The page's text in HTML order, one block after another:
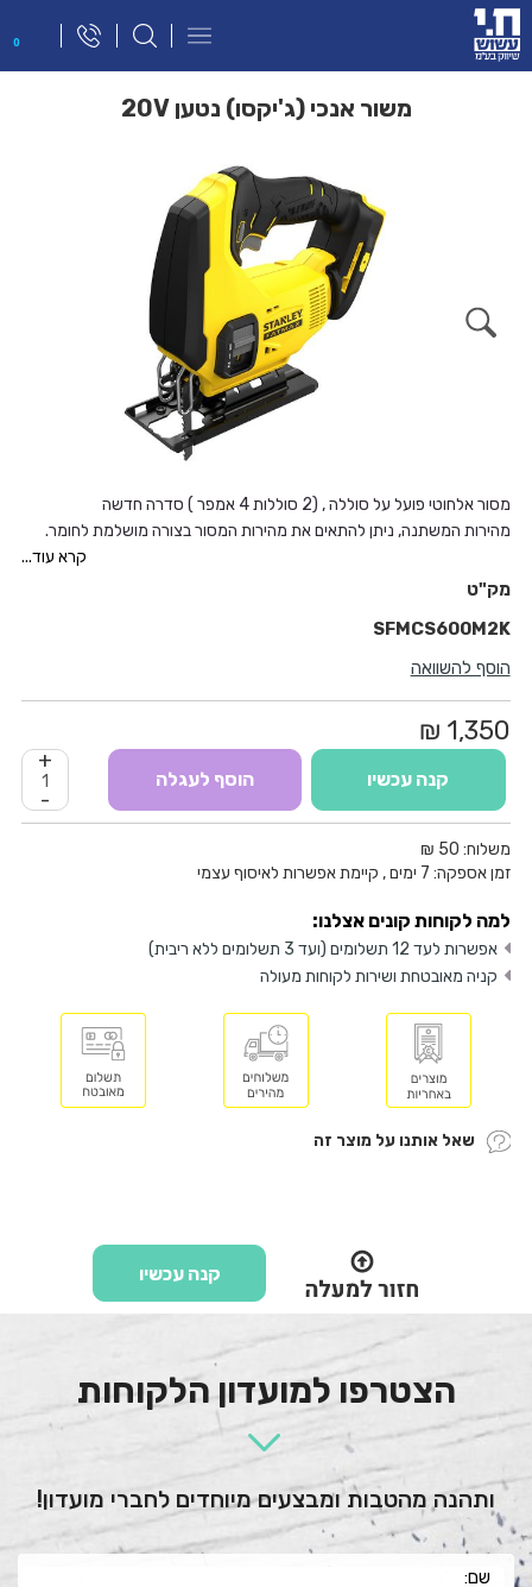
0
פתח
משור אנכי (ג'יקסו) נטען 20V
מסור אלחוטי פועל על סוללה , (2 סוללות 4 אמפר ) סדרה חדשה
מהירות המשתנה, ניתן להתאים את מהירות המסור בצורה מושלמת לחומר.
ניתן להחליף להבים במהירות בין עבודות מסור ללא צורך בכלים נוספים.
עומק מסור מרבי של 55 מילימטר בעץ
קרא עוד...
SFMCS600M2K
הוסף להשוואה
1,350 ₪
-
+
הוסף לעגלה קנה עכשיו
משלוח: 50 ₪
זמן אספקה: 7 ימים , קיימת אפשרות לאיסוף עצמי
למה לקוחות קונים אצלנו:
אפשרות לעד 12 תשלומים (ועד 3 תשלומים ללא ריבית)
קניה מאובטחת ושירות לקוחות מעולה
שאל אותנו על מוצר זה
קנה עכשיו
הצטרפו למועדון הלקוחות
ותהנה מהטבות ומבצעים מיוחדים לחברי מועדון!